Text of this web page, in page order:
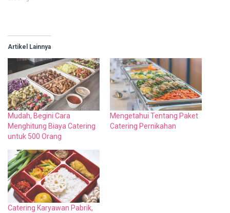
Artikel Lainnya
Mudah, Begini Cara
Menghitung Biaya Catering
untuk 500 Orang
Mengetahui Tentang Paket
Catering Pernikahan
Catering Karyawan Pabrik,